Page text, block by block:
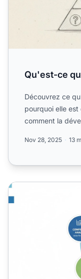
Qu'est-ce
Découvrez ce
pourquoi elle
comment la
Nov 28, 2025 13
Comment mesurer